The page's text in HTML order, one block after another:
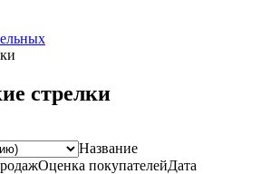
стрелки
Название
Оценка покупателейДата